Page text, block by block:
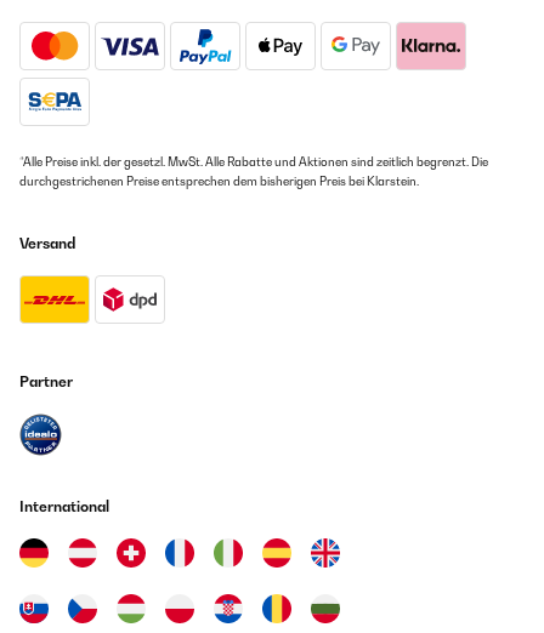
nochmal kaufen :)
Amazon Benutzer – Bewertung durch Chal-Tec GmbH nicht
eigenständig überprüft
Ich hatte mir das Spiel eher mit Standardfragen vorgestellt. Die Fragen
Es ist auch super für unterwegs. Kann ich absolut empfehlen. 1 Stern
Amazon Benutzer – Bewertung durch Chal-Tec GmbH nicht
Habe dieses Kartenspiel als Geschenk für meinen Partner zum
abwechslungsreich und zum Teil wirklich überraschend. Man sollte sich
durchaus eine Stunde gehen können, denn die Fragen sind teils wirklich
tiefgreifend. Jedoch absolute Empfehlung, besonders jetzt während
steht bereits jetzt auf der Geschenkeliste für einige befreundete
Pärchen!
*Alle Preise inkl. der gesetzl. MwSt. Alle Rabatte und Aktionen sind zeitlich begrenzt. Die
durchgestrichenen Preise entsprechen dem bisherigen Preis bei Klarstein.
Versand
Partner
International